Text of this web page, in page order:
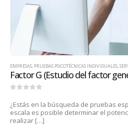
EMPRESAS PRUEBAS PSICOTÉCNICAS INDIVIDUALES
Factor G (Estudio del factor
¿Estás en la búsqueda de pruebas
escala es posible determinar el
realizar […]